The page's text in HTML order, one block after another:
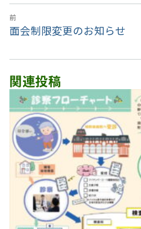
投
稿
ビ
ゲ
ー
シ
ョ
ン
前
前
投
面会制限変更のお知らせ
関連投稿